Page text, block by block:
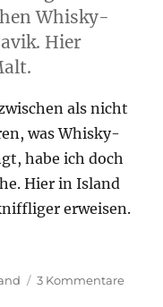
Whisky-
Hier
als nicht
was Whisky-
habe ich doch
Hier in Island
erweisen.
3 Kommentarezu